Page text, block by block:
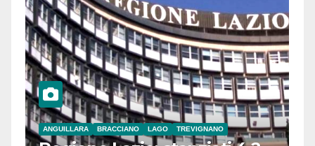
ANGUILLARA BRACCIANO LAGO TREVIGNANO